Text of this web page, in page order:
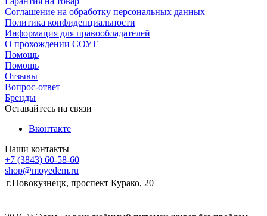
Соглашение на обработку персональных данных
Политика конфиденциальности
Информация для правообладателей
О прохождении СОУТ
Помощь
Помощь
Отзывы
Вопрос-ответ
Бренды
Оставайтесь на связи
Вконтакте
Наши контакты
+7 (3843) 60-58-60
shop@moyedem.ru
г.Новокузнецк, проспект Курако, 20